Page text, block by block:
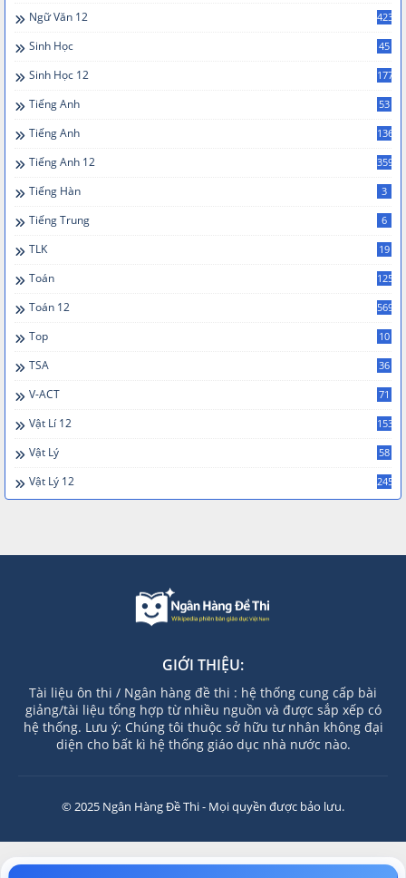
Ngữ Văn 12 423
Sinh Học 45
Sinh Học 12 177
Tiếng Anh 53
Tiếng Anh 136
Tiếng Anh 12 359
Tiếng Hàn 3
Tiếng Trung 6
TLK 19
Toán 125
Toán 12 569
Top 10
TSA 36
V-ACT 71
Vật Lí 12 153
Vật Lý 58
Vật Lý 12 245
GIỚI THIỆU:
Tài liệu ôn thi / Ngân hàng đề thi : hệ thống cung cấp bài
giảng/tài liệu tổng hợp từ nhiều nguồn và được sắp xếp có
hệ thống. Lưu ý: Chúng tôi thuộc sở hữu tư nhân không đại
diện cho bất kì hệ thống giáo dục nhà nước nào.
© 2025 Ngân Hàng Đề Thi - Mọi quyền được bảo lưu.